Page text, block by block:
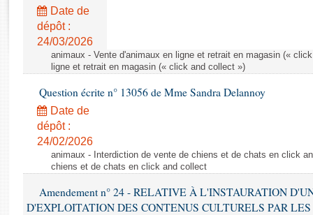
Rapports législatifs
Rapports sur l'application des lois
Baromètre de l’application des lois
Dossiers législatifs
Budget et sécurité sociale
Questions écrites et orales
Comptes rendus des débats
Date de
dépôt :
24/03/2026
animaux - Vente d'animaux en ligne et retrait en magasin («
ligne et retrait en magasin (« click and collect »)
Question écrite n° 13056 de Mme Sandra Delannoy
Date de
dépôt :
24/02/2026
animaux - Interdiction de vente de chiens et de chats en click
chiens et de chats en click and collect
Amendement n° 24 - RELATIVE À L'INSTAURATION
D'EXPLOITATION DES CONTENUS CULTURELS PAR LES